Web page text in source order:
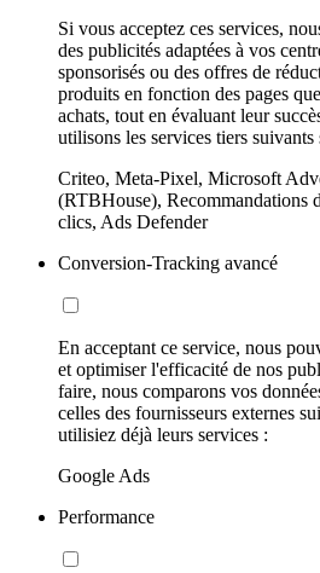
Si vous acceptez ces services,
des publicités adaptées à vos
sponsorisés ou des offres de
produits en fonction des pages
achats, tout en évaluant leur
utilisons les services tiers suivants
Criteo, Meta-Pixel, Microsoft
(RTBHouse), Recommandations
clics, Ads Defender
Conversion-Tracking avancé
En acceptant ce service, nous
et optimiser l'efficacité de nos
faire, nous comparons vos
celles des fournisseurs externes
utilisiez déjà leurs services :
Google Ads
Performance